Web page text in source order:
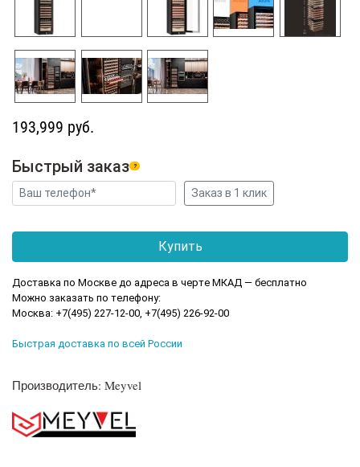
193,999 руб.
Быстрый заказ ?
Доставка по Москве до адреса в черте МКАД — бесплатно
Можно заказать по телефону:
Москва: +7(495) 227-12-00, +7(495) 226-92-00
Быстрая доставка по всей России
Производитель: Meyvel